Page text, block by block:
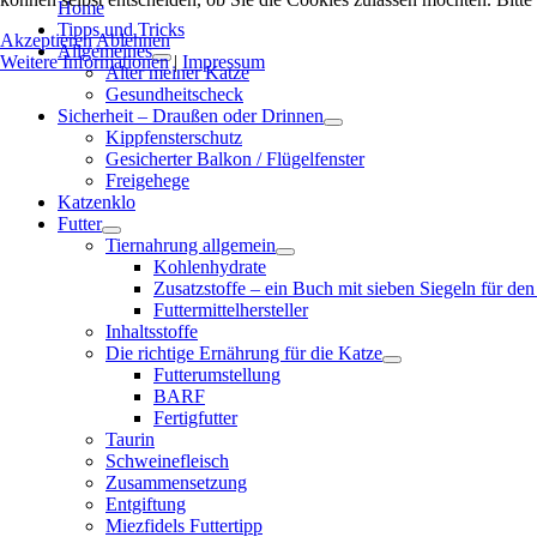
Home
Tipps und Tricks
Allgemeines
Alter meiner Katze
Gesundheitscheck
Sicherheit – Draußen oder Drinnen
Kippfensterschutz
Gesicherter Balkon / Flügelfenster
Freigehege
Katzenklo
Futter
Tiernahrung allgemein
Kohlenhydrate
Zusatzstoffe – ein Buch mit sieben Siegeln für
Futtermittelhersteller
Inhaltsstoffe
Die richtige Ernährung für die Katze
Futterumstellung
BARF
Fertigfutter
Taurin
Schweinefleisch
Zusammensetzung
Entgiftung
Miezfidels Futtertipp
AkzeptierenAblehnen
Weitere Informationen| Impressum